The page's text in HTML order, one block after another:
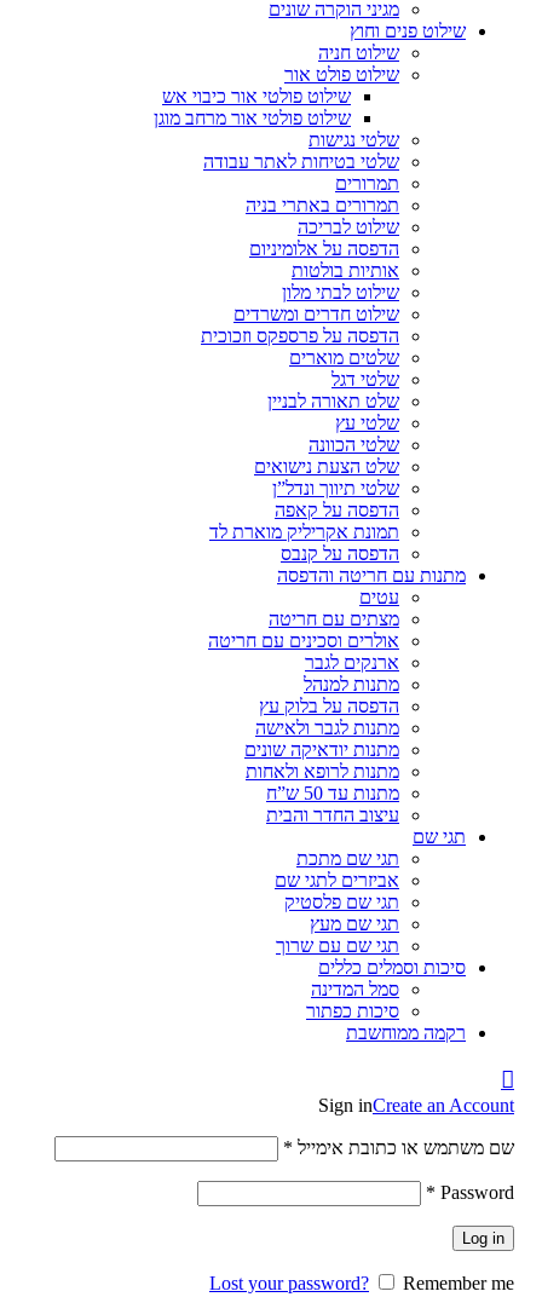
מגיני הוקרה שונים
שילוט פנים וחוץ
שילוט חניה
שילוט פולט אור
שילוט פולטי אור כיבוי אש
שילוט פולטי אור מרחב מוגן
שלטי נגישות
שלטי בטיחות לאתר עבודה
תמרורים
תמרורים באתרי בניה
שילוט לבריכה
הדפסה על אלומיניום
אותיות בולטות
שילוט לבתי מלון
שילוט חדרים ומשרדים
הדפסה על פרספקס וזכוכית
שלטים מוארים
שלטי דגל
שלט תאורה לבניין
שלטי עץ
שלטי הכוונה
שלט הצעת נישואים
שלטי תיווך ונדל”ן
הדפסה על קאפה
תמונת אקריליק מוארת לד
הדפסה על קנבס
מתנות עם חריטה והדפסה
עטים
מצתים עם חריטה
אולרים וסכינים עם חריטה
ארנקים לגבר
מתנות למנהל
הדפסה על בלוק עץ
מתנות לגבר ולאישה
מתנות יודאיקה שונים
מתנות לרופא ולאחות
מתנות עד 50 ש”ח
עיצוב החדר והבית
תגי שם
תגי שם מתכת
אביזרים לתגי שם
תגי שם פלסטיק
תגי שם מעץ
תגי שם עם שרוך
סיכות וסמלים כללים
סמל המדינה
סיכות כפתור
רקמה ממוחשבת
Sign inCreate an Account
שם משתמש או כתובת אימייל *
Password
*
Log in
Lost your password?
Remember me